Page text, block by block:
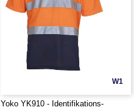
W1
Yoko YK910 - Identifikations-